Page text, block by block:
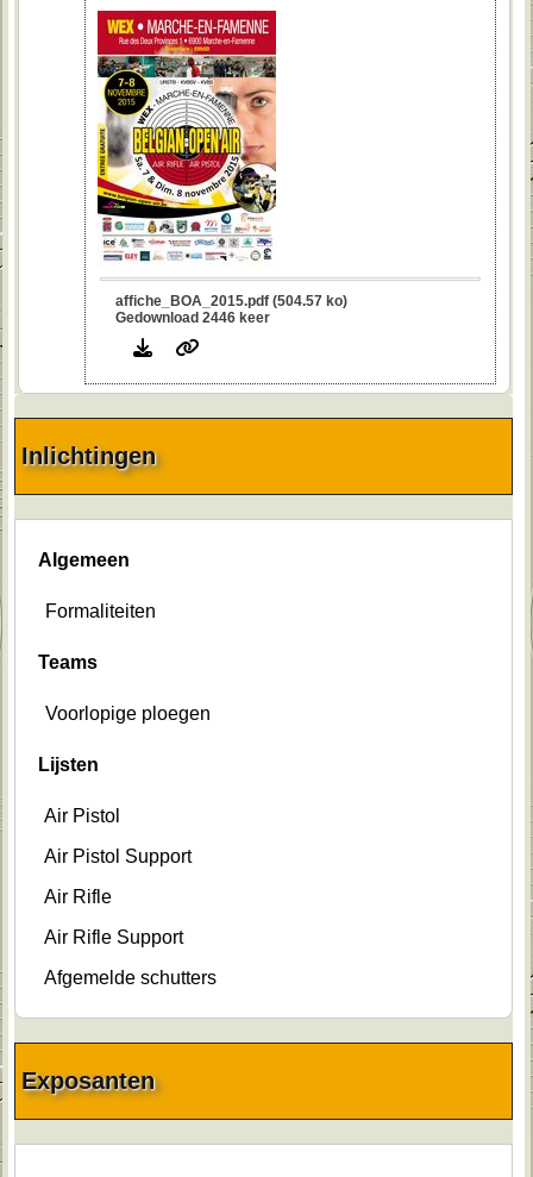
Inlichtingen
Algemeen
Formaliteiten
Teams
Voorlopige ploegen
Lijsten
Air Pistol
Air Pistol Support
Air Rifle
Air Rifle Support
Afgemelde schutters
Exposanten
affiche_BOA_2015.pdf (504.57 ko)
Gedownload 2446 keer